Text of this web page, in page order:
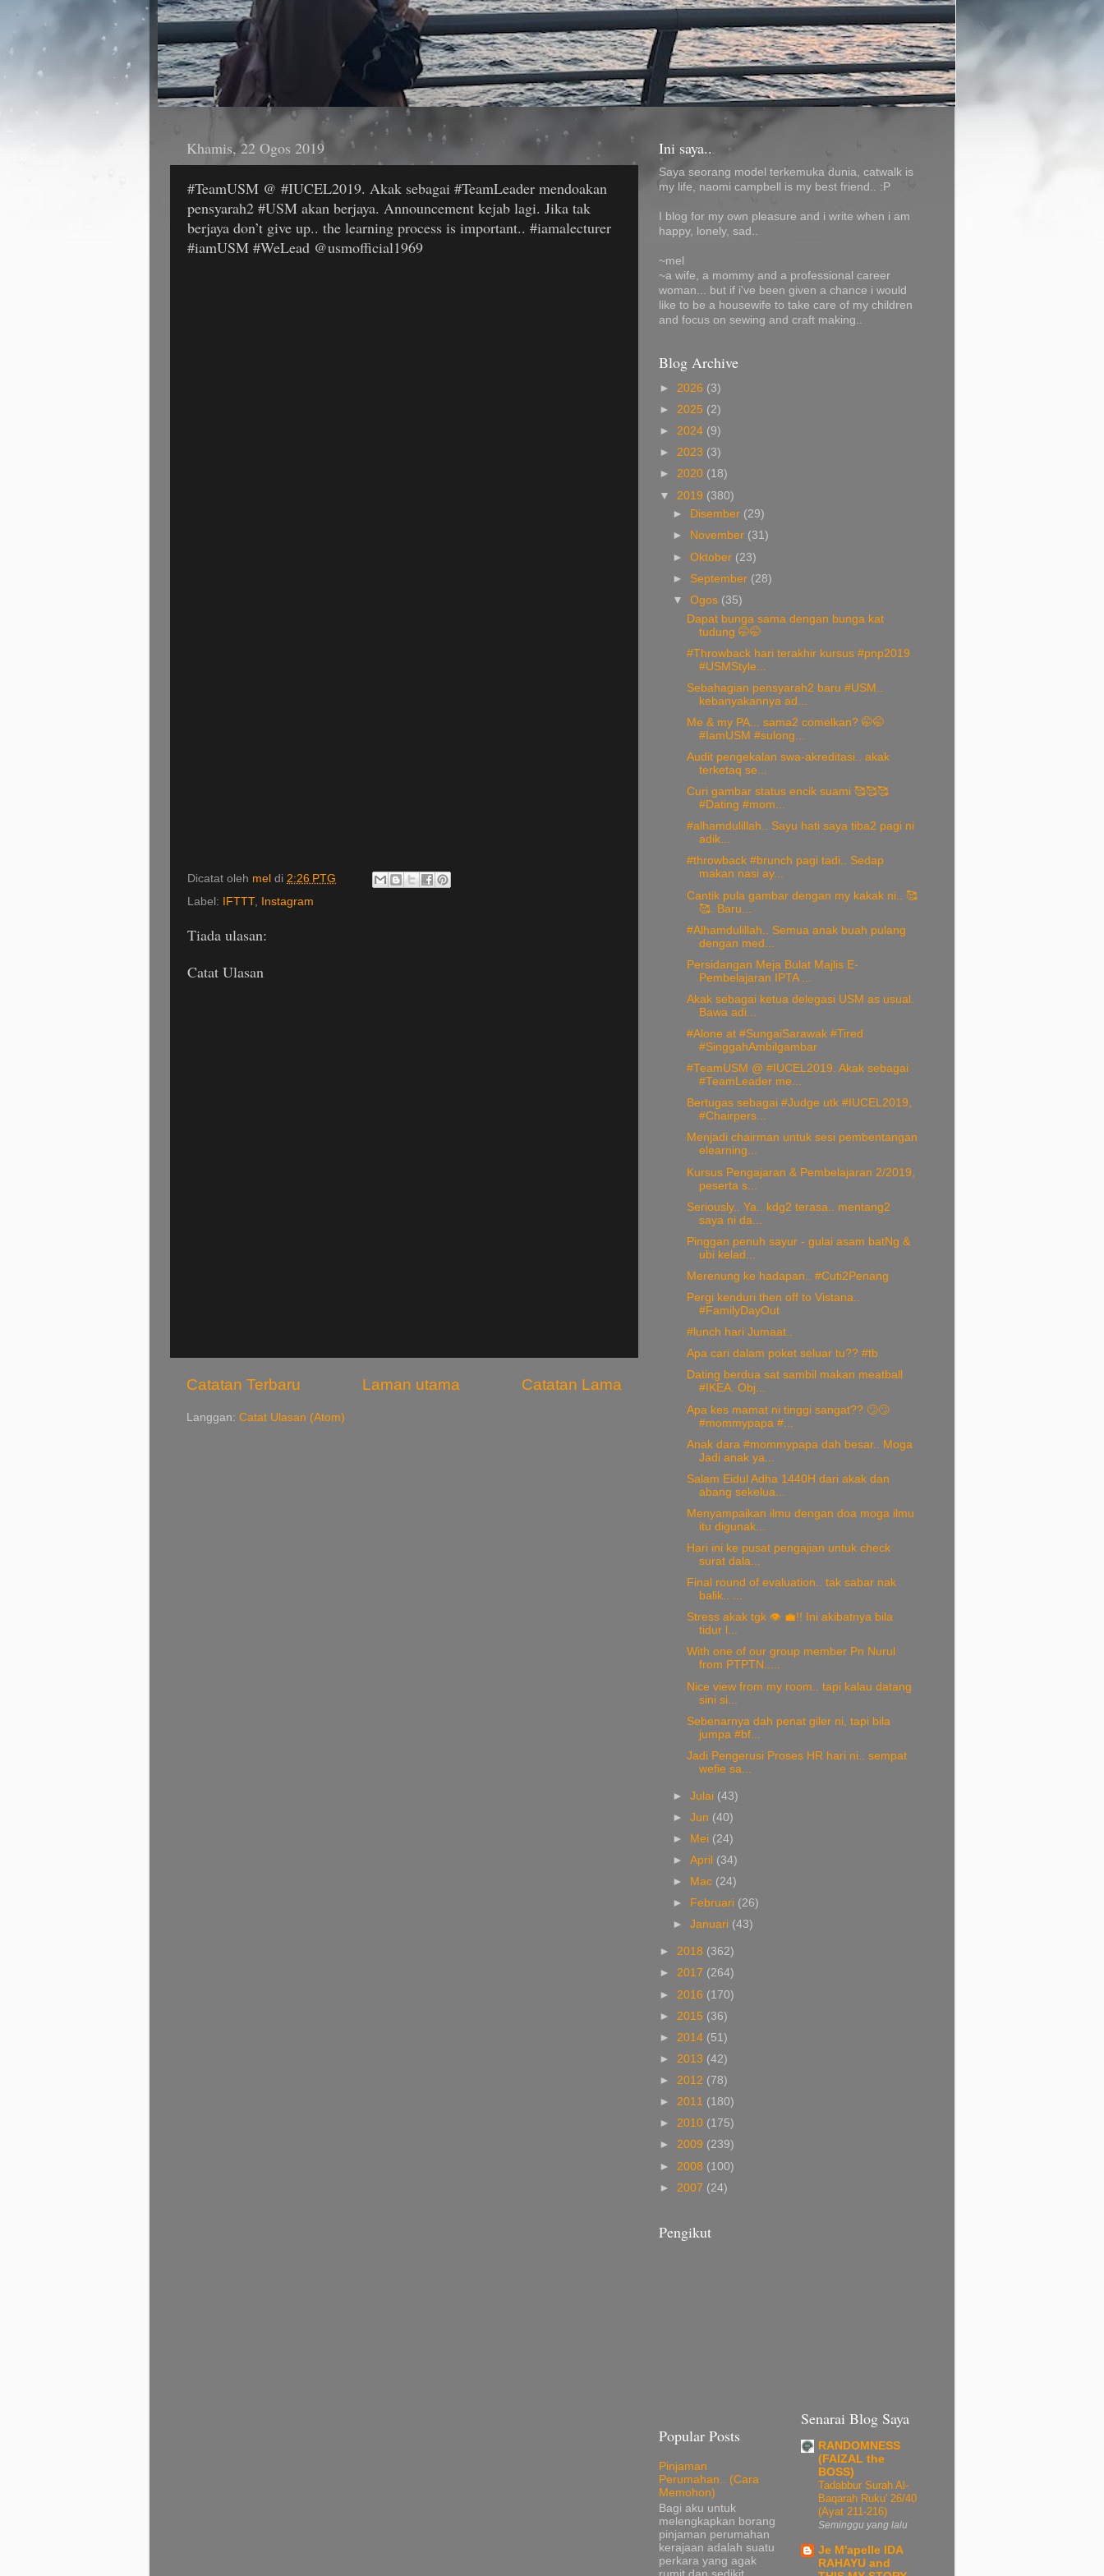
Khamis, 22 Ogos 2019
#TeamUSM @ #IUCEL2019. Akak sebagai #TeamLeader mendoakan
pensyarah2 #USM akan berjaya. Announcement kejab lagi. Jika tak
berjaya don’t give up.. the learning process is important.. #iamalecturer
#iamUSM #WeLead @usmofficial1969
Dicatat oleh mel di 2:26 PTG
Label:
IFTTT, Instagram
Tiada ulasan:
Catat Ulasan
Catatan Terbaru Catatan Lama
Laman utama
Langgan: Catat Ulasan (Atom)
Ini saya..
Saya seorang model terkemuka dunia, catwalk is
my life, naomi campbell is my best friend.. :P
I blog for my own pleasure and i write when i am
happy, lonely, sad..
~mel
~a wife, a mommy and a professional career
woman... but if i've been given a chance i would
like to be a housewife to take care of my children
and focus on sewing and craft making..
Blog Archive
► 2026 (3)
► 2025 (2)
► 2024 (9)
► 2023 (3)
► 2020 (18)
▼ 2019 (380)
►
Disember (29)
►
November (31)
►Oktober (23)
► September (28)
▼Ogos (35)
Dapat bunga sama dengan bunga kat
tudung 🤭🤭
#Throwback hari terakhir kursus #pnp2019
#USMStyle...
Sebahagian pensyarah2 baru #USM..
kebanyakannya ad...
Me & my PA... sama2 comelkan? 🤭🤭
#IamUSM #sulong...
Audit pengekalan swa-akreditasi.. akak
terketaq se...
Curi gambar status encik suami 🥰🥰🥰
#Dating #mom...
#alhamdulillah.. Sayu hati saya tiba2 pagi ni
adik...
#throwback #brunch pagi tadi.. Sedap
makan nasi ay...
Cantik pula gambar dengan my kakak ni.. 🥰
🥰. Baru...
#Alhamdulillah.. Semua anak buah pulang
dengan med...
Persidangan Meja Bulat Majlis E-
Pembelajaran IPTA ...
Akak sebagai ketua delegasi USM as usual.
Bawa adi...
#Alone at #SungaiSarawak #Tired
#SinggahAmbilgambar
#TeamUSM @ #IUCEL2019. Akak sebagai
#TeamLeader me...
Bertugas sebagai #Judge utk #IUCEL2019,
#Chairpers...
Menjadi chairman untuk sesi pembentangan
elearning...
Kursus Pengajaran & Pembelajaran 2/2019,
peserta s...
Seriously.. Ya.. kdg2 terasa.. mentang2
saya ni da...
Pinggan penuh sayur - gulai asam batNg &
ubi kelad...
Merenung ke hadapan.. #Cuti2Penang
Pergi kenduri then off to Vistana..
#FamilyDayOut
#lunch hari Jumaat..
Apa cari dalam poket seluar tu?? #tb
Dating berdua sat sambil makan meatball
#IKEA. Obj...
Apa kes mamat ni tinggi sangat?? 🙄🙄
#mommypapa #...
Anak dara #mommypapa dah besar.. Moga
Jadi anak ya...
Salam Eidul Adha 1440H dari akak dan
abang sekelua...
Menyampaikan ilmu dengan doa moga ilmu
itu digunak...
Hari ini ke pusat pengajian untuk check
surat dala...
Final round of evaluation.. tak sabar nak
balik.. ...
Stress akak tgk 👁 💼!! Ini akibatnya bila
tidur l...
With one of our group member Pn Nurul
from PTPTN.....
Nice view from my room.. tapi kalau datang
sini si...
Sebenarnya dah penat giler ni, tapi bila
jumpa #bf...
Jadi Pengerusi Proses HR hari ni.. sempat
wefie sa...
►Julai (43)
►Jun (40)
►
Mei (24)
►April (34)
►
Mac (24)
►
Februari (26)
►Januari (43)
► 2018 (362)
► 2017 (264)
► 2016 (170)
► 2015 (36)
► 2014 (51)
► 2013 (42)
► 2012 (78)
► 2011 (180)
► 2010 (175)
► 2009 (239)
► 2008 (100)
► 2007 (24)
Pengikut
Popular Posts
Pinjaman
Perumahan.. (Cara
Memohon)
Bagi aku untuk
melengkapkan borang
pinjaman perumahan
kerajaan adalah suatu
perkara yang agak
Senarai Blog Saya
RANDOMNESS
(FAIZAL the
BOSS)
Tadabbur Surah Al-
Baqarah Ruku' 26/40
(Ayat 211-216)
Seminggu yang lalu
Je M'apelle IDA
RAHAYU and